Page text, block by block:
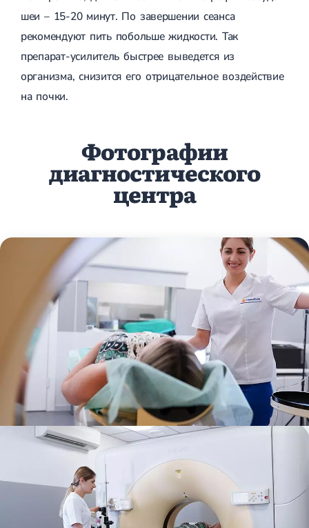
шеи – 15-20 минут. По завершении сеанса
рекомендуют пить побольше жидкости. Так
препарат-усилитель быстрее выведется из
организма, снизится его отрицательное воздействие
на почки.
Фотографии
диагностического
центра